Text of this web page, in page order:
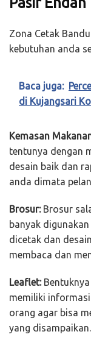
Zona Cetak
kebutuhan anda
Baca juga:
di Kujangsari
Kemasan
tentunya dengan
desain baik dan
anda dimata
Brosur:Brosur
banyak
dicetak dan
membaca dan
Leaflet:Bentuknya
memiliki
orang agar bisa
yang disampaikan.